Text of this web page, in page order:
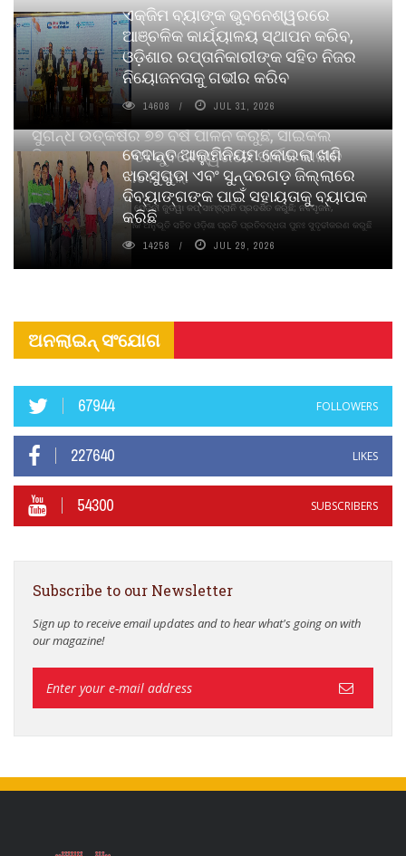
ସୁଗନ୍ଧ ଉତ୍କର୍ଷର ୭୭ ବର୍ଷ ପାଳନ କରୁଛି, ସାଇକଲ
ପିୟୋର୍‌ ଅଗରବତୀ ଭୁବନେଶ୍ୱରରେ ପାର୍ବଣ କାଳୀନ
ନବସୃଜନ ଉନ୍ମୋଚନ କଲା
ବାଉଁଶ ବିହୀନ କଠିନ ଧୂପ ଏବଂ ମେଦିନୀ ଜୁଡୱା କପ୍‌ ସାମ୍ବ୍ରାନି ପ୍ରଦର୍ଶିତ କରୁଛି; ନବସୃଜନ,
ଦୀର୍ଘସ୍ଥାୟିତା ଏବଂ ଆଧ୍ୟାତ୍ମିକ ଅନୁଭୂତି ସହିତ ଓଡ଼ିଶା ପ୍ରତି ପ୍ରତିବଦ୍ଧତା ପୁନଃ ସୁଦୃଢୀକରଣ କରୁଛି
ଏକ୍ଜିମ ବ୍ୟାଙ୍କ ଭୁବନେଶ୍ୱରରେ
ଆଞ୍ଚଳିକ କାର୍ଯ୍ୟାଳୟ ସ୍ଥାପନ କରିବ,
ଓଡ଼ିଶାର ରପ୍ତାନିକାରୀଙ୍କ ସହିତ ନିଜର
ନିୟୋଜନତାକୁ ଗଭୀର କରିବ
14608 JUL 31, 2026
ବେଦାନ୍ତ ଆଲୁମିନିୟମ କୋଇଲା ଖଣି
ଝାରସୁଗୁଡା ଏବଂ ସୁନ୍ଦରଗଡ଼ ଜିଲ୍ଲାରେ
ଦିବ୍ୟାଙ୍ଗଙ୍କ ପାଇଁ ସହାୟତାକୁ ବ୍ୟାପକ
କରିଛି
14258 JUL 29, 2026
ଅନଲାଇନ୍ ସଂଯୋଗ
67944 FOLLOWERS
227640 LIKES
54300 SUBSCRIBERS
Subscribe to our Newsletter
Sign up to receive email updates and to hear what's going on with
our magazine!